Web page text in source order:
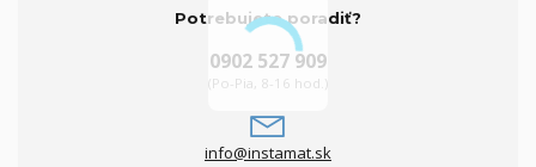
Potrebujete poradiť?
0902 527 909
(Po-Pia, 8-16 hod.)
info@instamat.sk